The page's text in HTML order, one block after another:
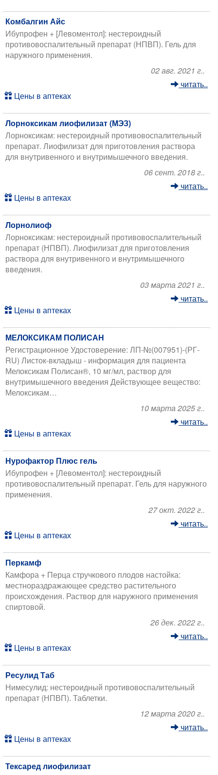
Комбалгин Айс
Ибупрофен + [Левоментол]: нестероидный
противовоспалительный препарат (НПВП). Гель для
наружного применения.
02 авг. 2021 г..
читать..
Цены в аптеках
Лорноксикам лиофилизат (МЭЗ)
Лорноксикам: нестероидный противовоспалительный
препарат. Лиофилизат для приготовления раствора
для внутривенного и внутримышечного введения.
06 сент. 2018 г..
читать..
Цены в аптеках
Лорнолиоф
Лорноксикам: нестероидный противовоспалительный
препарат (НПВП). Лиофилизат для приготовления
раствора для внутривенного и внутримышечного
введения.
03 марта 2021 г..
читать..
Цены в аптеках
МЕЛОКСИКАМ ПОЛИСАН
Регистрационное Удостоверение: ЛП-№(007951)-(РГ-
RU) Листок-вкладыш - информация для пациента
Мелоксикам Полисан®, 10 мг/мл, раствор для
внутримышечного введения Действующее вещество:
Мелоксикам…
10 марта 2025 г..
читать..
Цены в аптеках
Нурофактор Плюс гель
Ибупрофен + [Левоментол]: нестероидный
противовоспалительный препарат. Гель для наружного
применения.
27 окт. 2022 г..
читать..
Цены в аптеках
Перкамф
Камфора + Перца стручкового плодов настойка:
местнораздражающее средство растительного
происхождения. Раствор для наружного применения
спиртовой.
26 дек. 2022 г..
читать..
Цены в аптеках
Ресулид Таб
Нимесулид: нестероидный противовоспалительный
препарат (НПВП). Таблетки.
12 марта 2020 г..
читать..
Цены в аптеках
Тексаред лиофилизат